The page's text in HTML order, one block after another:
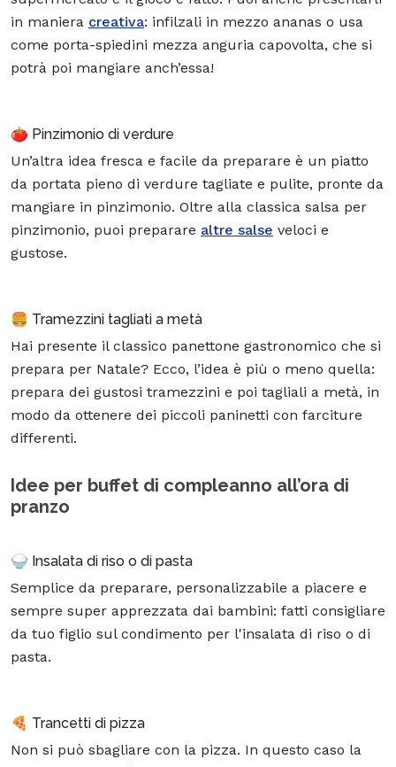
in maniera creativa: infilzali in mezzo ananas o usa
come porta-spiedini mezza anguria capovolta, che si
potrà poi mangiare anch’essa!
🍅 Pinzimonio di verdure
Un’altra idea fresca e facile da preparare è un piatto
da portata pieno di verdure tagliate e pulite, pronte da
mangiare in pinzimonio. Oltre alla classica salsa per
pinzimonio, puoi preparare altre salse veloci e
gustose.
🍔 Tramezzini tagliati a metà
Hai presente il classico panettone gastronomico che si
prepara per Natale? Ecco, l’idea è più o meno quella:
prepara dei gustosi tramezzini e poi tagliali a metà, in
modo da ottenere dei piccoli paninetti con farciture
differenti.
Idee per buffet di compleanno all’ora di
pranzo
🍚 Insalata di riso o di pasta
Semplice da preparare, personalizzabile a piacere e
sempre super apprezzata dai bambini: fatti consigliare
da tuo figlio sul condimento per l'insalata di riso o di
pasta.
🍕 Trancetti di pizza
Non si può sbagliare con la pizza. In questo caso la